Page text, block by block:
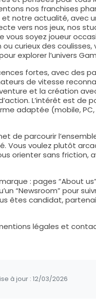
nos franchises
notre actualité, avec
vers nos jeux, nos
vous soyez joueur
curieux des coulisses,
explorer l’univers
fortes, avec des
de vitesse
et la création
L’intérêt est de
adaptée (mobile,
de parcourir
Vous voulez plutôt
orienter sans friction,
: pages “About
“Newsroom” pour
êtes candidat,
légales et
à jour : 12/03/2026